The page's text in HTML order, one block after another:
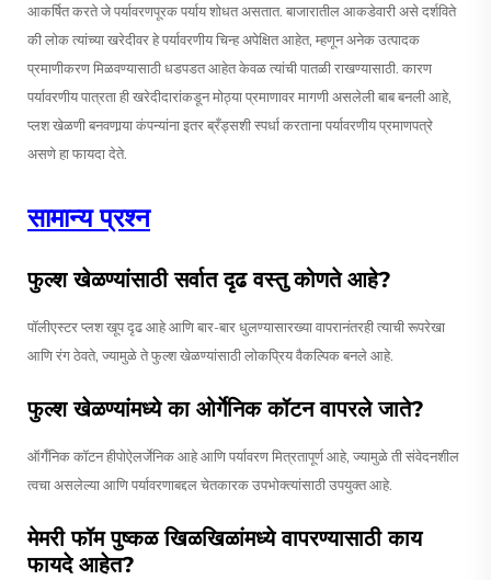
आकर्षित करते जे पर्यावरणपूरक पर्याय शोधत असतात. बाजारातील आकडेवारी असे दर्शविते
की लोक त्यांच्या खरेदीवर हे पर्यावरणीय चिन्ह अपेक्षित आहेत, म्हणून अनेक उत्पादक
प्रमाणीकरण मिळवण्यासाठी धडपडत आहेत केवळ त्यांची पातळी राखण्यासाठी. कारण
पर्यावरणीय पात्रता ही खरेदीदारांकडून मोठ्या प्रमाणावर मागणी असलेली बाब बनली आहे,
प्लश खेळणी बनवणार्‍या कंपन्यांना इतर ब्रँड्सशी स्पर्धा करताना पर्यावरणीय प्रमाणपत्रे
असणे हा फायदा देते.
सामान्य प्रश्न
फुल्श खेळण्यांसाठी सर्वात दृढ वस्तु कोणते आहे?
पॉलीएस्टर प्लश खूप दृढ आहे आणि बार-बार धुलण्यासारख्या वापरानंतरही त्याची रूपरेखा
आणि रंग ठेवते, ज्यामुळे ते फुल्श खेळण्यांसाठी लोकप्रिय वैकल्पिक बनले आहे.
फुल्श खेळण्यांमध्ये का ओर्गेनिक कॉटन वापरले जाते?
ऑर्गॅनिक कॉटन हीपोऐलर्जेनिक आहे आणि पर्यावरण मित्रतापूर्ण आहे, ज्यामुळे ती संवेदनशील
त्वचा असलेल्या आणि पर्यावरणाबद्दल चेतकारक उपभोक्त्यांसाठी उपयुक्त आहे.
मेमरी फॉम पुष्कळ खिळखिळांमध्ये वापरण्यासाठी काय
फायदे आहेत?